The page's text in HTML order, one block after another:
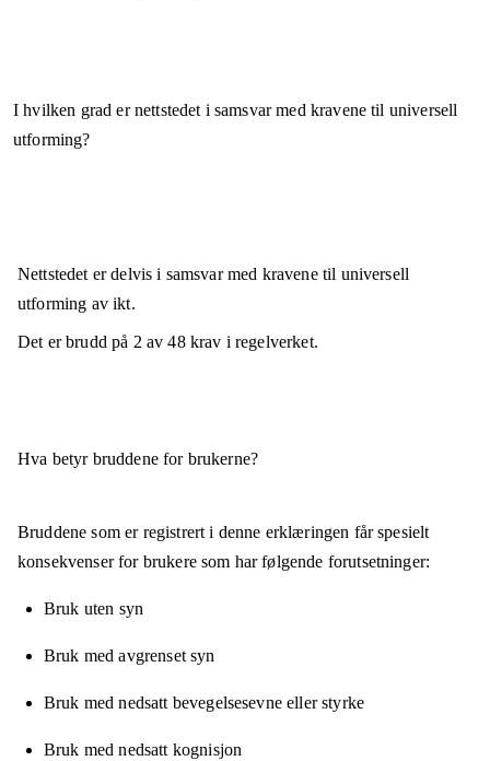
I hvilken grad er nettstedet i samsvar med kravene til universell
utforming?
Nettstedet erdelvis i samsvarmed kravene til universell
utforming av ikt.
Det er brudd på 2av48krav i regelverket.
Hva betyr bruddene for brukerne?
Bruddene som er registrert i denne erklæringen får spesielt
konsekvenser for brukere som har følgende forutsetninger:
Bruk uten syn
Bruk med avgrenset syn
Bruk med nedsatt bevegelsesevne eller styrke
Bruk med nedsatt kognisjon